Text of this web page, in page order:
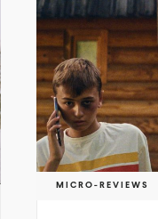
MICRO-REVIEWS